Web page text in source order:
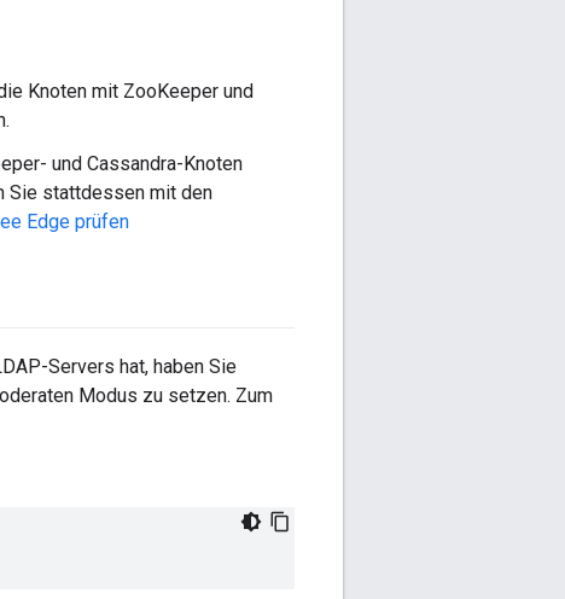
Knoten mit ZooKeeper und
und Cassandra-Knoten
Sie stattdessen mit den
Edge prüfen
Servers hat, haben Sie
Modus zu setzen. Zum